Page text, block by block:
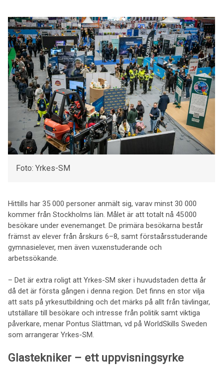
Foto: Yrkes-SM
Hittills har 35 000 personer anmält sig, varav minst 30 000
kommer från Stockholms län. Målet är att totalt nå 45 000
besökare under evenemanget. De primära besökarna består
främst av elever från årskurs 6–8, samt förstaårsstuderande
gymnasielever, men även vuxenstuderande och
arbetssökande.
– Det är extra roligt att Yrkes-SM sker i huvudstaden detta år
då det är första gången i denna region. Det finns en stor vilja
att sats på yrkesutbildning och det märks på allt från tävlingar,
utställare till besökare och intresse från politik samt viktiga
påverkare, menar Pontus Slättman, vd på WorldSkills Sweden
som arrangerar Yrkes-SM.
Glastekniker – ett uppvisningsyrke